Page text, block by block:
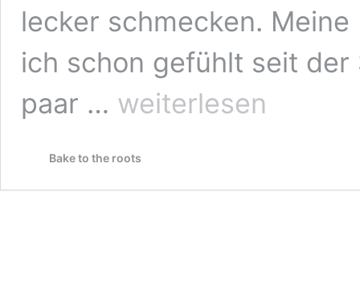
lecker schmecken.
ich schon gefühlt seit
paar …
10
weiterlesen
Bake to the roots